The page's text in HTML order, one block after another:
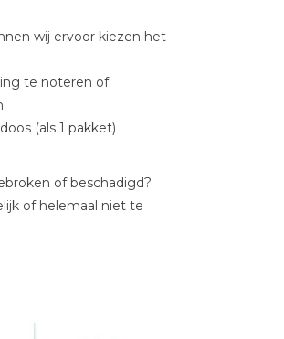
wij ervoor kiezen het
te noteren of
(als 1 pakket)
of beschadigd?
of helemaal niet te